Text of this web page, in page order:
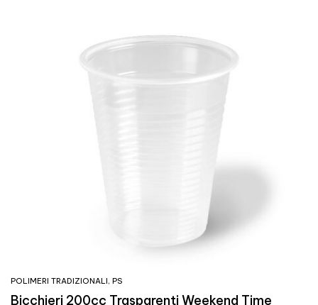
POLIMERI TRADIZIONALI, PS
Bicchieri 200cc Trasparenti Weekend Time